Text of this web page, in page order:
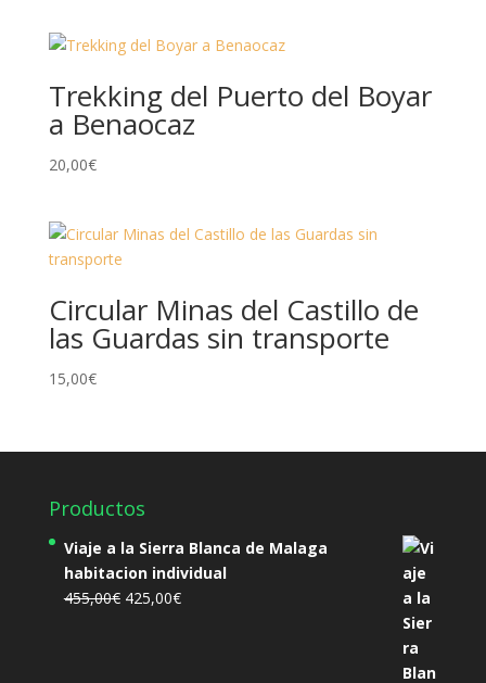
Trekking del Puerto del Boyar
a Benaocaz
20,00€
Circular Minas del Castillo de
las Guardas sin transporte
15,00€
Productos
Viaje a la Sierra Blanca de Malaga
habitacion individual
455,00€ El
425,00€El